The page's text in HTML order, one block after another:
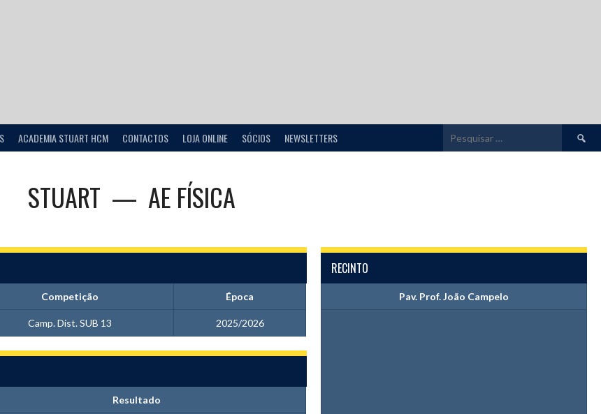
ACADEMIA STUART HCM CONTACTOS LOJA ONLINE SÓCIOS NEWSLETTERS
por:
STUART — AE FÍSICA
Competição Época
Camp. Dist. SUB 13 2025/2026
RECINTO
Pav. Prof. João Campelo
Resultado